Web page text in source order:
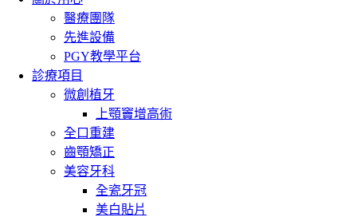
醫療團隊
先進設備
PGY教學平台
診療項目
微創植牙
上顎竇增高術
全口重建
齒顎矯正
美容牙科
全瓷牙冠
美白貼片